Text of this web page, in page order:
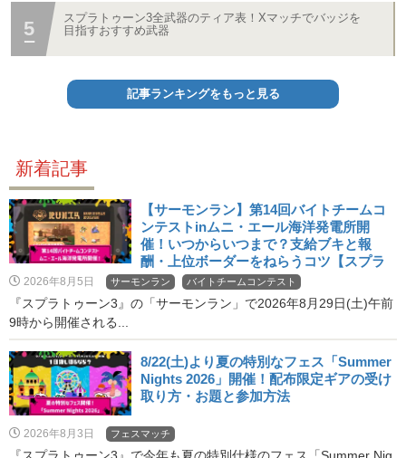
スプラトゥーン3全武器のティア表！Xマッチでバッジを
目指すおすすめ武器
記事ランキングをもっと見る
新着記事
【サーモンラン】第14回バイトチームコ
ンテストinムニ・エール海洋発電所開
催！いつからいつまで？支給ブキと報
酬・上位ボーダーをねらうコツ【スプラ
3・バチコン】
2026年8月5日 サーモンラン バイトチームコンテスト
『スプラトゥーン3』の「サーモンラン」で2026年8月29日(土)午前
9時から開催される...
8/22(土)より夏の特別なフェス「Summer
Nights 2026」開催！配布限定ギアの受け
取り方・お題と参加方法
2026年8月3日 フェスマッチ